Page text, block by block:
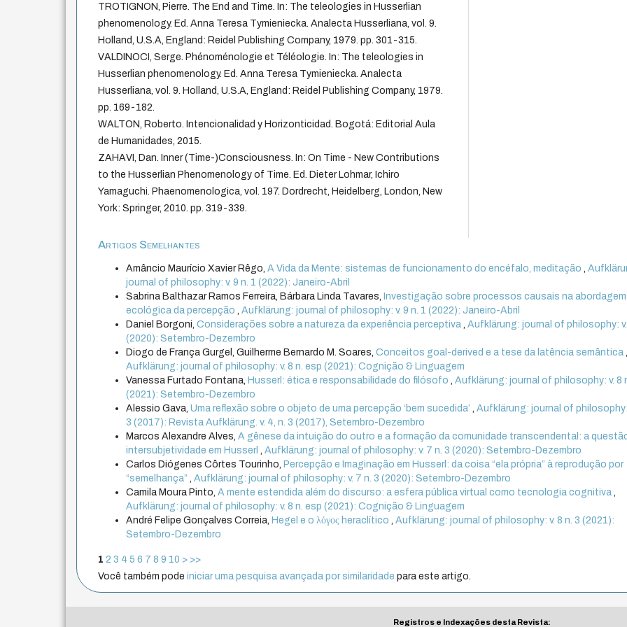
TROTIGNON, Pierre. The End and Time. In: The teleologies in Husserlian
phenomenology. Ed. Anna Teresa Tymieniecka. Analecta Husserliana, vol. 9.
Holland, U.S.A, England: Reidel Publishing Company, 1979. pp. 301-315.
VALDINOCI, Serge. Phénoménologie et Téléologie. In: The teleologies in
Husserlian phenomenology. Ed. Anna Teresa Tymieniecka. Analecta
Husserliana, vol. 9. Holland, U.S.A, England: Reidel Publishing Company, 1979.
pp. 169-182.
WALTON, Roberto. Intencionalidad y Horizonticidad. Bogotá: Editorial Aula
de Humanidades, 2015.
ZAHAVI, Dan. Inner (Time-)Consciousness. In: On Time - New Contributions
to the Husserlian Phenomenology of Time. Ed. Dieter Lohmar, Ichiro
Yamaguchi. Phaenomenologica, vol. 197. Dordrecht, Heidelberg, London, New
York: Springer, 2010. pp. 319-339.
Artigos Semelhantes
Amâncio Maurício Xavier Rêgo,A Vida da Mente: sistemas de funcionamento do encéfalo, meditação,
journal of philosophy: v. 9 n. 1 (2022): Janeiro-Abril
Sabrina Balthazar Ramos Ferreira, Bárbara Linda Tavares, Investigação sobre processos causais na abordagem
ecológica da percepção,Aufklärung: journal of philosophy: v. 9 n. 1 (2022): Janeiro-Abril
Daniel Borgoni,Considerações sobre a natureza da experiência perceptiva,Aufklärung: journal of philosophy:
(2020): Setembro-Dezembro
Diogo de França Gurgel, Guilherme Bernardo M. Soares,Conceitos goal-derived e a tese da latência semântica
Aufklärung: journal of philosophy: v. 8 n. esp (2021): Cognição & Linguagem
Vanessa Furtado Fontana, Husserl: ética e responsabilidade do filósofo,Aufklärung: journal of philosophy: v. 8
(2021): Setembro-Dezembro
Alessio Gava,Uma reflexão sobre o objeto de uma percepção ‘bem sucedida’,Aufklärung: journal of philosophy:
3 (2017): Revista Aufklärung. v. 4, n. 3 (2017), Setembro-Dezembro
Marcos Alexandre Alves,A gênese da intuição do outro e a formação da comunidade transcendental: a
intersubjetividade em Husserl,Aufklärung: journal of philosophy: v. 7 n. 3 (2020): Setembro-Dezembro
Carlos Diógenes Côrtes Tourinho, Percepção e Imaginação em Husserl: da coisa “ela própria” à reprodução por
“semelhança”,Aufklärung: journal of philosophy: v. 7 n. 3 (2020): Setembro-Dezembro
Camila Moura Pinto,A mente estendida além do discurso: a esfera pública virtual como tecnologia cognitiva,
Aufklärung: journal of philosophy: v. 8 n. esp (2021): Cognição & Linguagem
André Felipe Gonçalves Correia, Hegel e o λόγος heraclítico,Aufklärung: journal of philosophy: v. 8 n. 3 (2021):
Setembro-Dezembro
1 2 3 4 5 6 7 8 9 10 > >>
Você também podeiniciar uma pesquisa avançada por similaridade para este artigo.
Registros e Indexações desta Revista: